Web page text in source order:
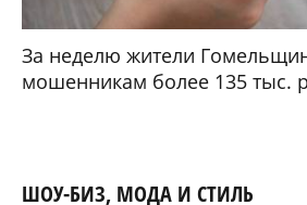
За неделю жители
мошенникам более 135 тыс.
ШОУ-БИЗ, МОДА И СТИЛЬ